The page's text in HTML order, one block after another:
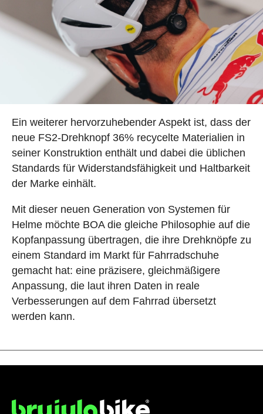
Ein weiterer hervorzuhebender Aspekt ist, dass der
neue FS2-Drehknopf 36% recycelte Materialien in
seiner Konstruktion enthält und dabei die üblichen
Standards für Widerstandsfähigkeit und Haltbarkeit
der Marke einhält.
Mit dieser neuen Generation von Systemen für
Helme möchte BOA die gleiche Philosophie auf die
Kopfanpassung übertragen, die ihre Drehknöpfe zu
einem Standard im Markt für Fahrradschuhe
gemacht hat: eine präzisere, gleichmäßigere
Anpassung, die laut ihren Daten in reale
Verbesserungen auf dem Fahrrad übersetzt
werden kann.